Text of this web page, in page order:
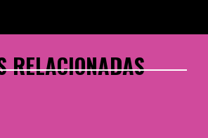
RELACIONADAS